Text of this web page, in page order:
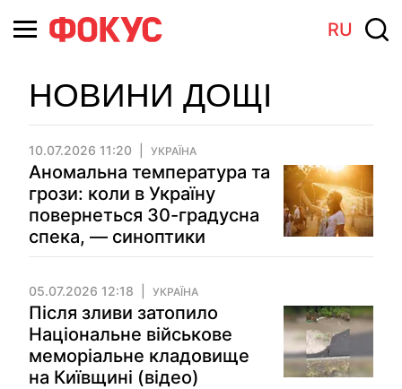
RU
НОВИНИ ДОЩІ
10.07.2026 11:20 УКРАЇНА
Аномальна температура та
грози: коли в Україну
повернеться 30-градусна
спека, — синоптики
05.07.2026 12:18 УКРАЇНА
Після зливи затопило
Національне військове
меморіальне кладовище
на Київщині (відео)